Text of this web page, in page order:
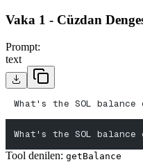
Vaka 1 - Cüzdan
Prompt:
text
What's the SOL balance
What's the SOL balance
Tool denilen: getBalance